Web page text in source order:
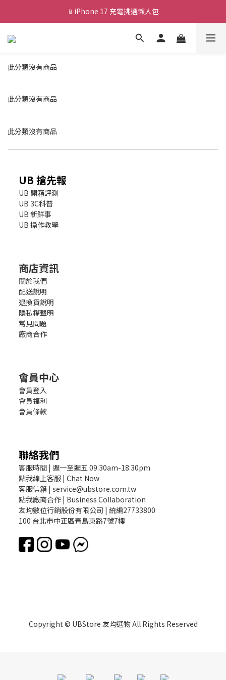
💰新會員送 $88 購物金
📱iPhone 17 充電挑選懶人包
🎟️ 去領優惠券 ▶▶
此分類沒有商品
此分類沒有商品
此分類沒有商品
UB 搶先報
UB 開箱評測
UB 3C科普
UB 新鮮事
UB 操作教學
商店資訊
關於我們
配送說明
退換貨說明
隱私權聲明
常見問題
廠商合作
會員中心
會員登入
會員福利
會員條款
聯絡我們
客服時間 | 週一至週五 09:30am-18:30pm
點我線上客服 | Chat Now
客服信箱 | service@ubstore.com.tw
點我廠商合作 | Business Collaboration
友均數位行銷股份有限公司 | 統編27733800
100 台北市中正區青島東路7號7樓
Copyright © UBStore 友均選物 All Rights Reserved